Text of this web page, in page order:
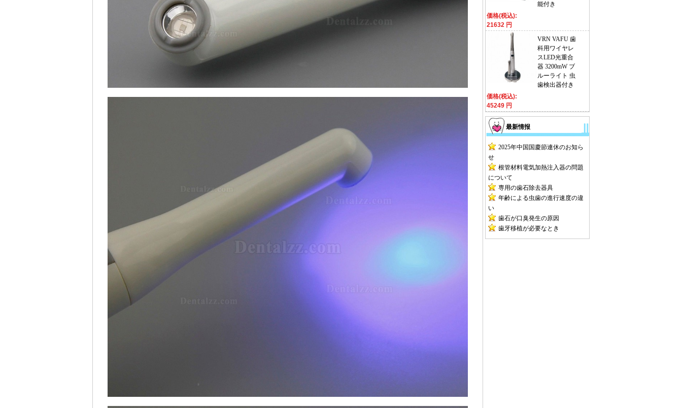
能付き
価格(税込):
21632 円
VRN VAFU 歯
科用ワイヤレ
スLED光重合
器 3200mW ブ
ルーライト 虫
歯検出器付き
価格(税込):
45249 円
最新情报
2025年中国国慶節連休のお知ら
せ
根管材料電気加熱注入器の問題
について
専用の歯石除去器具
年齢による虫歯の進行速度の違
い
歯石が口臭発生の原因
歯牙移植が必要なとき